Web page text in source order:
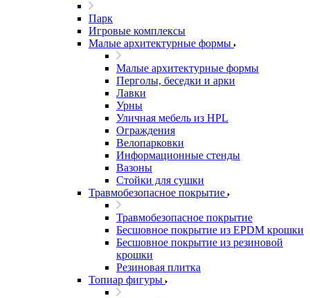
Парк
Игровые комплексы
Малые архитектурные формы
Малые архитектурные формы
Перголы, беседки и арки
Лавки
Урны
Уличная мебель из HPL
Ограждения
Велопарковки
Информационные стенды
Вазоны
Стойки для сушки
Травмобезопасное покрытие
Травмобезопасное покрытие
Бесшовное покрытие из EPDM крошки
Бесшовное покрытие из резиновой
крошки
Резиновая плитка
Топиар фигуры